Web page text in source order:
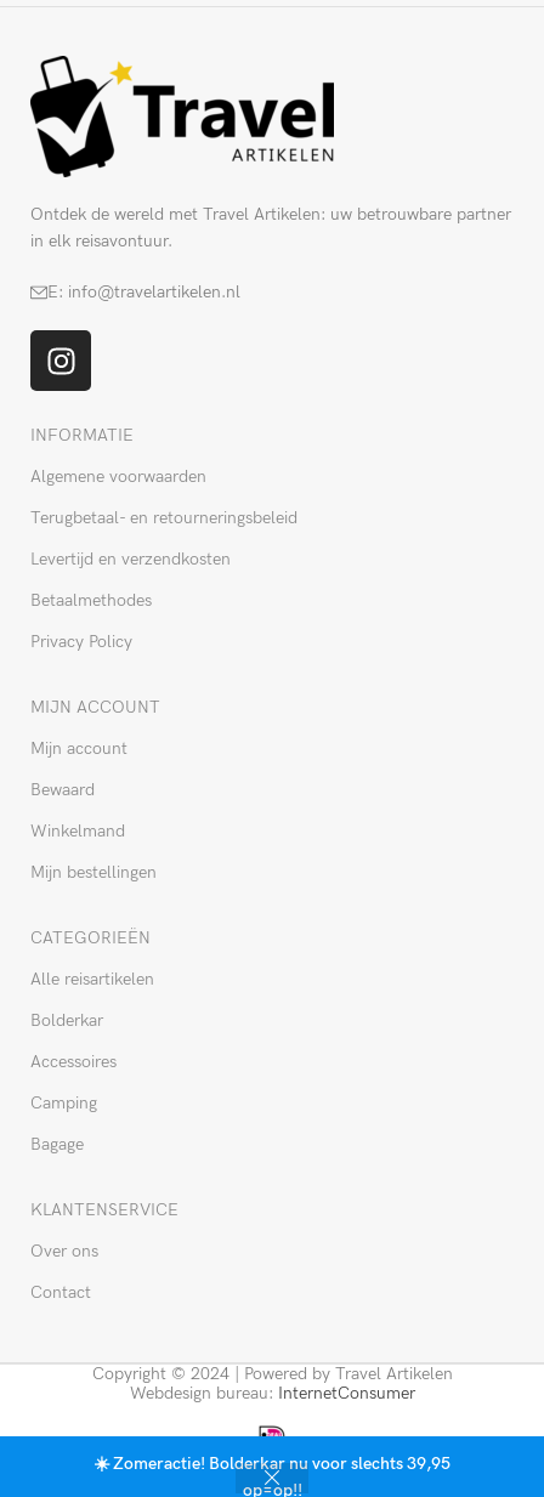
☀️ Zomeractie! Bolderkar nu voor slechts 39,95
op=op!!
Ontdek de wereld met Travel Artikelen: uw betrouwbare partner
in elk reisavontuur.
E: info@travelartikelen.nl
INFORMATIE
Algemene voorwaarden
Terugbetaal- en retourneringsbeleid
Levertijd en verzendkosten
Betaalmethodes
Privacy Policy
MIJN ACCOUNT
Mijn account
Bewaard
Winkelmand
Mijn bestellingen
CATEGORIEËN
Alle reisartikelen
Bolderkar
Accessoires
Camping
Bagage
KLANTENSERVICE
Over ons
Contact
Copyright © 2024 | Powered by Travel Artikelen
Webdesign bureau: InternetConsumer